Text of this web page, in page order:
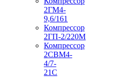
2ГМ4-
9,6/161
Компрессор
2ГП-2/220М
Компрессор
2СВМ4-
4/7-
21С